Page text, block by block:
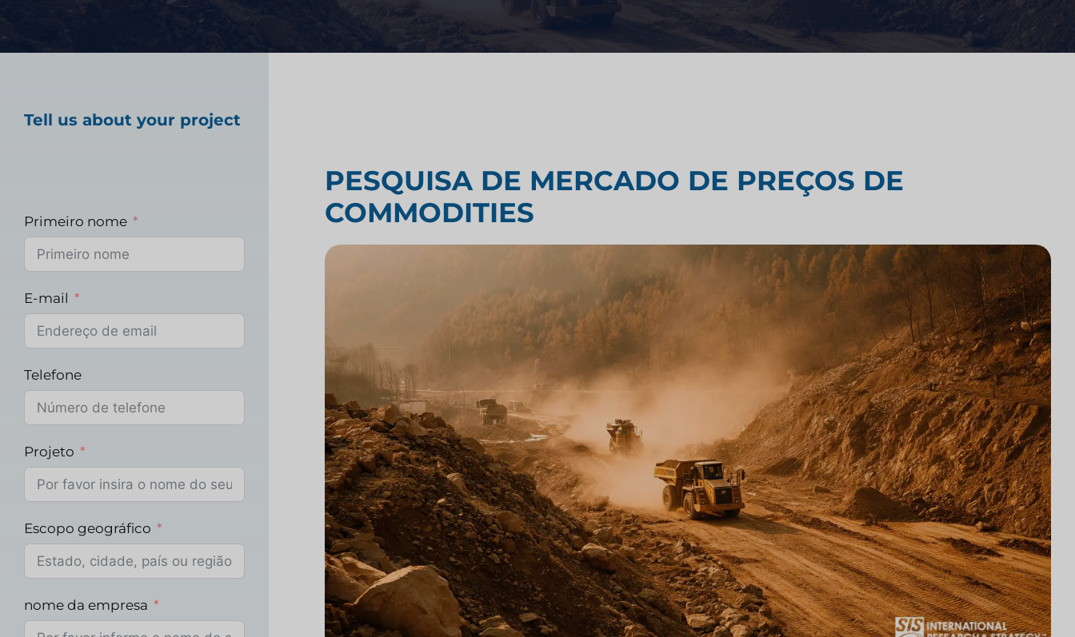
Pesquisa de mercado industrial
Consultoria estratégica
Pesquisa de mercado de viagens e
turismo
Análise Competitiva de Escritórios
de Advocacia
Integração de Tecnologia em
Pesquisa de mercado para
escritórios de advocacia
PESQUISA DE MERCADO DE PREÇOS DE
COMMODITIES
Tell us about your project
Primeiro nome
E-mail
Telefone
Projeto
Escopo geográfico
nome da empresa